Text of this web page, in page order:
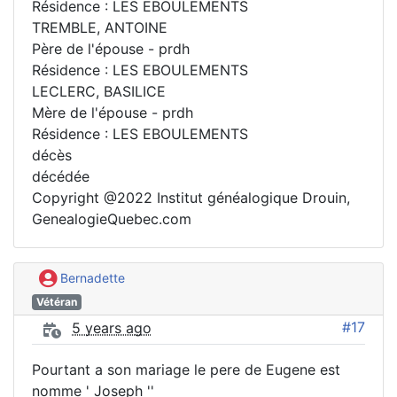
Résidence : LES EBOULEMENTS
TREMBLE, ANTOINE
Père de l'épouse - prdh
Résidence : LES EBOULEMENTS
LECLERC, BASILICE
Mère de l'épouse - prdh
Résidence : LES EBOULEMENTS
décès
décédée
Copyright @2022 Institut généalogique Drouin,
GenealogieQuebec.com
Bernadette
Vétéran
5 years ago #17
Pourtant a son mariage le pere de Eugene est
nomme ' Joseph ''